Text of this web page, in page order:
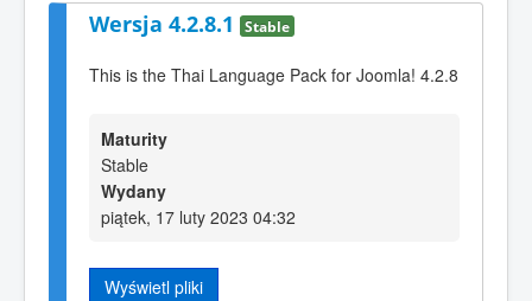
Wersja 4.2.8.1 Stable
This is the Thai Language Pack for Joomla! 4.2.8
Maturity
Stable
Wydany
piątek, 17 luty 2023 04:32
Wyświetl pliki